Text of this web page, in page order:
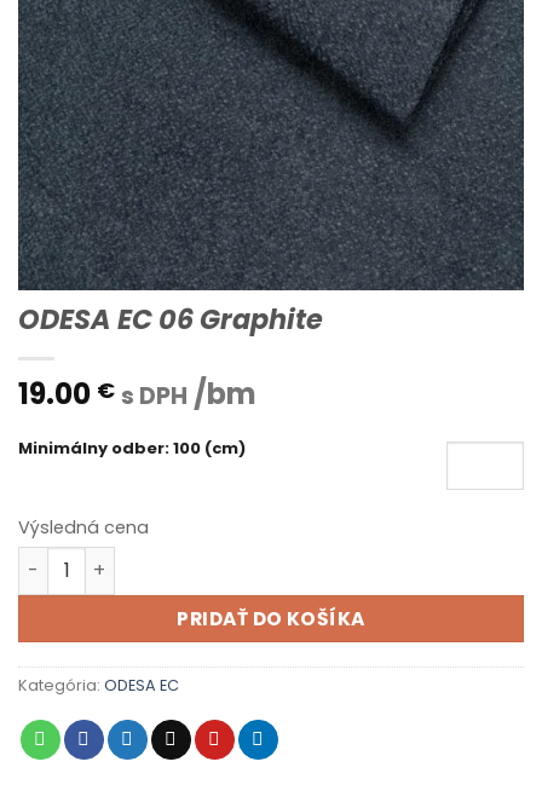
ODESA EC 06 Graphite
19.00 € s DPH /bm
Minimálny odber: 100 (cm)
Výsledná cena
množstvo ODESA EC 06 Graphite
PRIDAŤ DO KOŠÍKA
Kategória: ODESA EC